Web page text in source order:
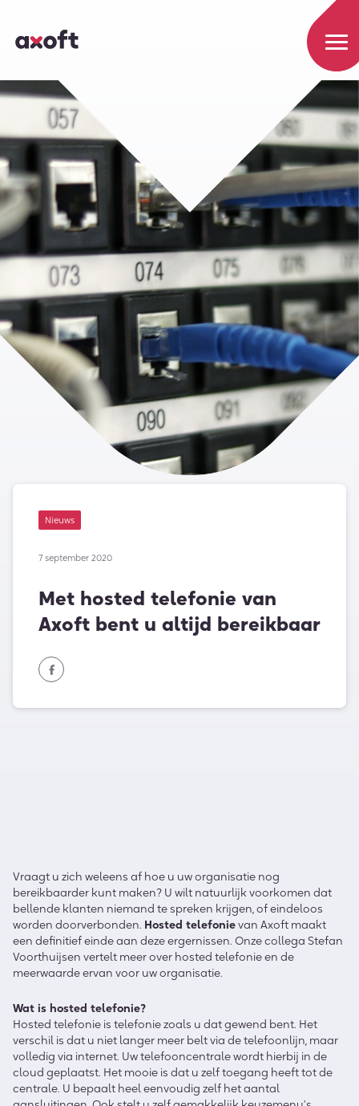
Nieuws
7 september 2020
Met hosted telefonie van
Axoft bent u altijd bereikbaar
Vraagt u zich weleens af hoe u uw organisatie nog
bereikbaarder kunt maken? U wilt natuurlijk voorkomen dat
bellende klanten niemand te spreken krijgen, of eindeloos
worden doorverbonden. Hosted telefonievan Axoft maakt
een definitief einde aan deze ergernissen. Onze collega Stefan
Voorthuijsen vertelt meer over hosted telefonie en de
meerwaarde ervan voor uw organisatie.
Wat is hosted telefonie?
Hosted telefonie is telefonie zoals u dat gewend bent. Het
verschil is dat u niet langer meer belt via de telefoonlijn, maar
volledig via internet. Uw telefooncentrale wordt hierbij in de
cloud geplaatst. Het mooie is dat u zelf toegang heeft tot de
centrale. U bepaalt heel eenvoudig zelf het aantal